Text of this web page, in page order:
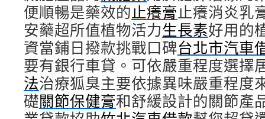
便順暢是藥效的止癢膏止癢消炎乳
安藥超所值植物活力生長素好用的
資當鋪日撥款挑戰口碑台北市汽車
要有銀行車貸。可依嚴重程度選擇
法治療狐臭主要依據異味嚴重程度
礎關節保健膏和舒緩設計的關節產